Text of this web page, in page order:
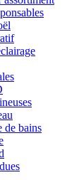
de bains